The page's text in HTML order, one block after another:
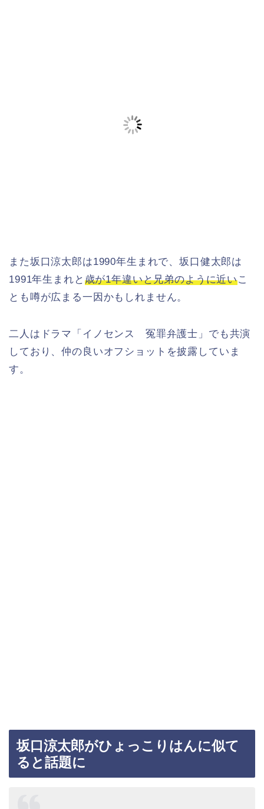
また坂口涼太郎は1990年生まれで、坂口健太郎は
1991年生まれと 歳が1年違いと兄弟のように近いこ
とも噂が広まる一因かもしれません。
二人はドラマ「イノセンス 冤罪弁護士」でも共演
しており、仲の良いオフショットを披露していま
す。
坂口涼太郎がひょっこりはんに似て
ると話題に